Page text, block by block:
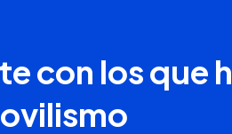
con los que